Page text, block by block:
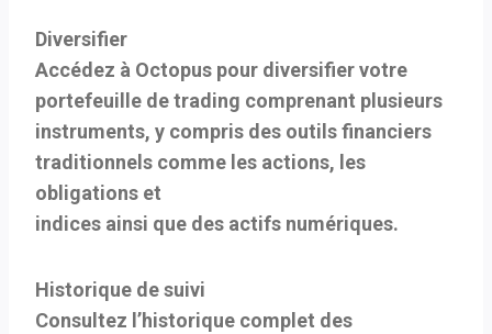
Diversifier
Accédez à Octopus pour diversifier votre
portefeuille de trading comprenant plusieurs
instruments, y compris des outils financiers
traditionnels comme les actions, les
obligations et
indices ainsi que des actifs numériques.
Historique de suivi
Consultez l’historique complet des